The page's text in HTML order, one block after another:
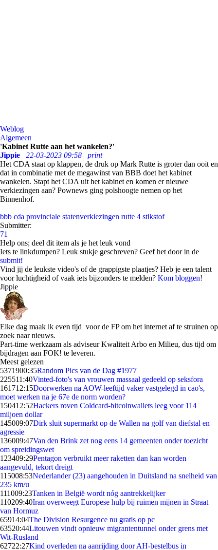
Weblog
Algemeen
'Kabinet Rutte aan het wankelen?'
Jippie
22-03-2023 09:58
print
Het CDA staat op klappen, de druk op Mark Rutte is groter dan ooit en
dat in combinatie met de megawinst van BBB doet het kabinet
wankelen. Stapt het CDA uit het kabinet en komen er nieuwe
verkiezingen aan? Pownews ging polshoogte nemen op het
Binnenhof.
bbb cda provinciale statenverkiezingen rutte 4 stikstof
Submitter:
71
Help ons; deel dit item als je het leuk vond
Iets te linkdumpen? Leuk stukje geschreven? Geef het door in de
submit!
Vind jij de leukste video's of de grappigste plaatjes? Heb je een talent
voor luchtigheid of vaak iets bijzonders te melden? Kom bloggen!
Jippie
Elke dag maak ik even tijd voor de FP om het internet af te struinen op
zoek naar nieuws.
Part-time werkzaam als adviseur Kwaliteit Arbo en Milieu, dus tijd om
bijdragen aan FOK! te leveren.
Meest gelezen
5371900:35Random Pics van de Dag #1977
225511:40Vinted-foto's van vrouwen massaal gedeeld op seksfora
161712:15Doorwerken na AOW-leeftijd vaker vastgelegd in cao's,
moet werken na je 67e de norm worden?
150412:52Hackers roven Coldcard-bitcoinwallets leeg voor 114
miljoen dollar
145009:07Dirk sluit supermarkt op de Wallen na golf van diefstal en
agressie
136009:47Van den Brink zet nog eens 14 gemeenten onder toezicht
om spreidingswet
123409:29Pentagon verbruikt meer raketten dan kan worden
aangevuld, tekort dreigt
115008:53Nederlander (23) aangehouden in Duitsland na snelheid van
235 km/u
111009:23Tanken in België wordt nóg aantrekkelijker
110209:40Iran overweegt Europese hulp bij ruimen mijnen in Straat
van Hormuz
65914:04The Division Resurgence nu gratis op pc
63520:44Litouwen vindt opnieuw migrantentunnel onder grens met
Wit-Rusland
62722:27Kind overleden na aanrijding door AH-bestelbus in